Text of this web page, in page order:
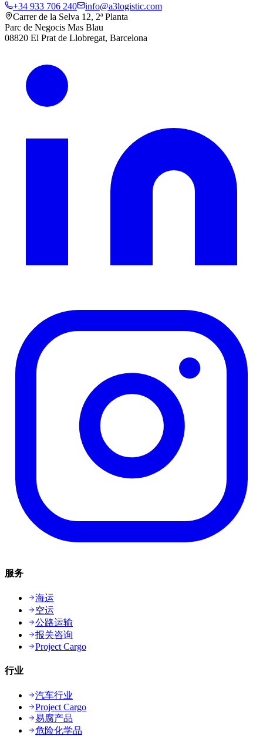
+34 933 706 240
info@a3logistic.com
Carrer de la Selva 12, 2ª Planta
Parc de Negocis Mas Blau
08820 El Prat de Llobregat, Barcelona
服务
海运
空运
公路运输
报关咨询
Project Cargo
行业
汽车行业
Project Cargo
易腐产品
危险化学品